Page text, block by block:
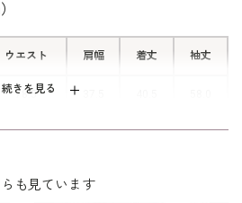
続きを見る
ウエスト 肩幅 着丈 袖丈
78.5
81.5 38.0 41.0 58.5
も見ています